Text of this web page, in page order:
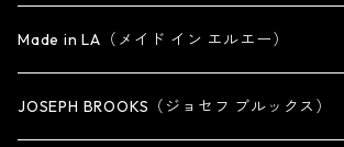
OTHER
CUFF
KEY CHAIN
BRACELET
CUFF・BANGLE
PENDANT
NECKLACE
SMALL
MEDIUM
Made in LA（メイド イン エルエー）
JOSEPH BROOKS（ジョセフ ブルックス）